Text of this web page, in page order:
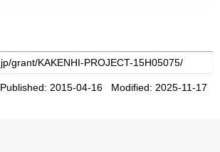
Published: 2015-04-16 Modified: 2025-11-17